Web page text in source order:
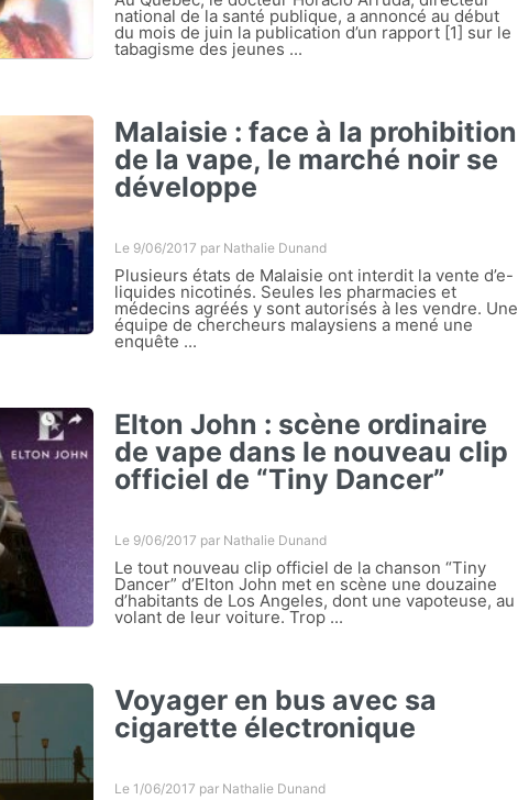
national de la santé publique, a annoncé au début
du mois de juin la publication d’un rapport [1] sur le
tabagisme des jeunes ...
Malaisie : face à la prohibition
de la vape, le marché noir se
développe
Le 9/06/2017 par Nathalie Dunand
Plusieurs états de Malaisie ont interdit la vente d’e-
liquides nicotinés. Seules les pharmacies et
médecins agréés y sont autorisés à les vendre. Une
équipe de chercheurs malaysiens a mené une
enquête ...
Elton John : scène ordinaire
de vape dans le nouveau clip
officiel de “Tiny Dancer”
Le 9/06/2017 par Nathalie Dunand
Le tout nouveau clip officiel de la chanson “Tiny
Dancer” d’Elton John met en scène une douzaine
d’habitants de Los Angeles, dont une vapoteuse, au
volant de leur voiture. Trop ...
Voyager en bus avec sa
cigarette électronique
Le 1/06/2017 par Nathalie Dunand